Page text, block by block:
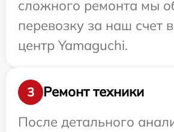
сложного ремонта мы
перевозку за наш счет
центр Yamaguchi.
3
Ремонт техники
После детального